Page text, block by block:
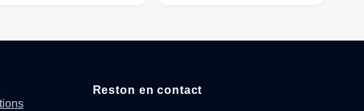
Reston en contact